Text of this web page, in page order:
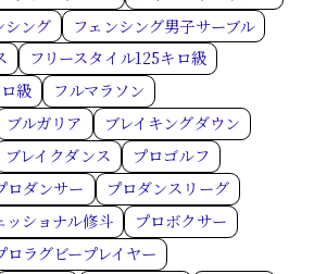
シング
フェンシング男子サーブル
フリースタイル125キロ級
級
フルマラソン
ブルガリア
ブレイキングダウン
ブレイクダンス
プロゴルフ
ロダンサー
プロダンスリーグ
ッショナル修斗
プロボクサー
ロラグビープレイヤー